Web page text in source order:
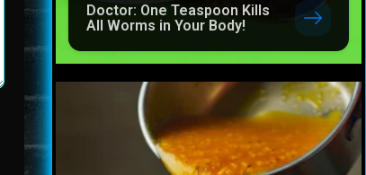
Doctor: One Teaspoon Kills
All Worms in Your Body!